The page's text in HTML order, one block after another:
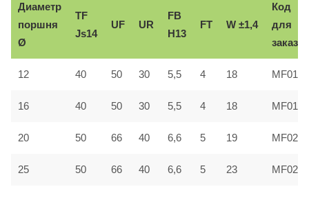
Диаметр
поршня
Ø
TF
Js14
UF UR
FB
H13
FT W ±1,4
Код
для
заказа
12 40 50 30 5,5 4 18 MF016
16 40 50 30 5,5 4 18 MF016
20 50 66 40 6,6 5 19 MF022
25 50 66 40 6,6 5 23 MF022